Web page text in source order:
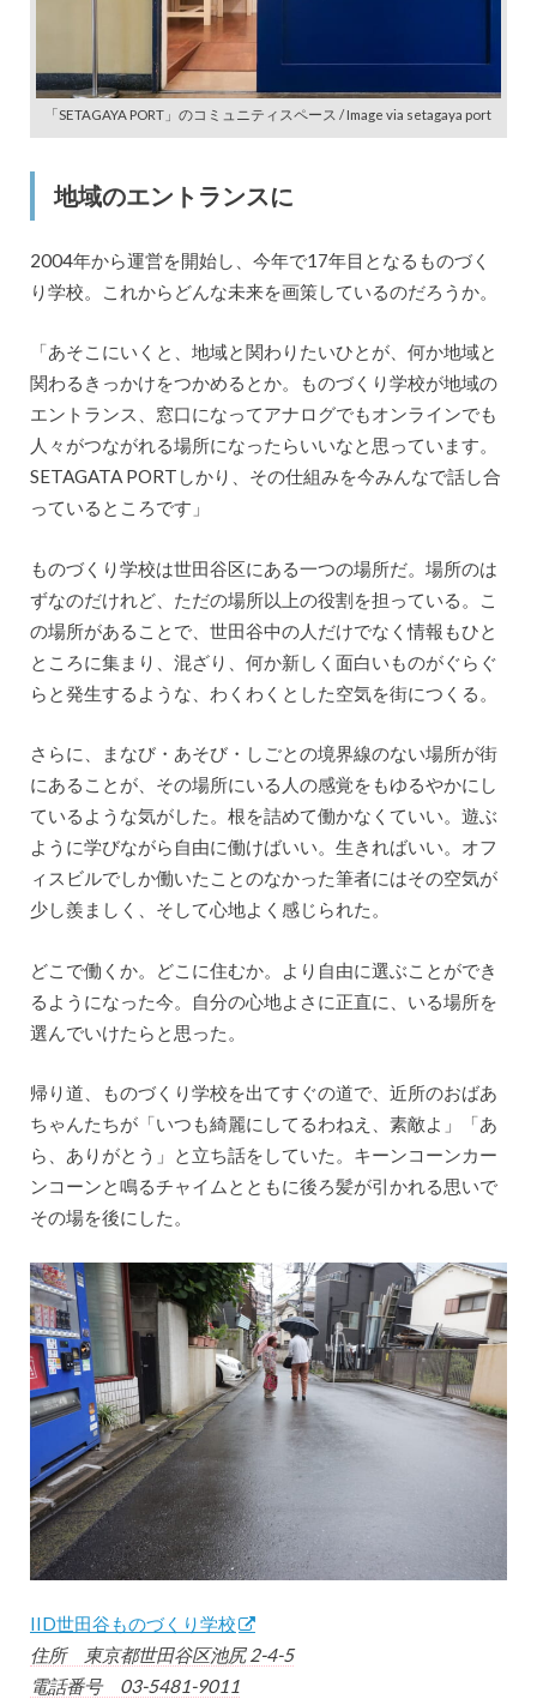
「SETAGAYA PORT」のコミュニティスペース / Image via setagaya port
地域のエントランスに
2004年から運営を開始し、今年で17年目となるものづく
り学校。これからどんな未来を画策しているのだろうか。
「あそこにいくと、地域と関わりたいひとが、何か地域と
関わるきっかけをつかめるとか。ものづくり学校が地域の
エントランス、窓口になってアナログでもオンラインでも
人々がつながれる場所になったらいいなと思っています。
SETAGATA PORTしかり、その仕組みを今みんなで話し合
っているところです」
ものづくり学校は世田谷区にある一つの場所だ。場所のは
ずなのだけれど、ただの場所以上の役割を担っている。こ
の場所があることで、世田谷中の人だけでなく情報もひと
ところに集まり、混ざり、何か新しく面白いものがぐらぐ
らと発生するような、わくわくとした空気を街につくる。
さらに、まなび・あそび・しごとの境界線のない場所が街
にあることが、その場所にいる人の感覚をもゆるやかにし
ているような気がした。根を詰めて働かなくていい。遊ぶ
ように学びながら自由に働けばいい。生きればいい。オフ
ィスビルでしか働いたことのなかった筆者にはその空気が
少し羨ましく、そして心地よく感じられた。
どこで働くか。どこに住むか。より自由に選ぶことができ
るようになった今。自分の心地よさに正直に、いる場所を
選んでいけたらと思った。
帰り道、ものづくり学校を出てすぐの道で、近所のおばあ
ちゃんたちが「いつも綺麗にしてるわねえ、素敵よ」「あ
ら、ありがとう」と立ち話をしていた。キーンコーンカー
ンコーンと鳴るチャイムとともに後ろ髪が引かれる思いで
その場を後にした。
IID世田谷ものづくり学校
住所 東京都世田谷区池尻 2-4-5
電話番号 03-5481-9011